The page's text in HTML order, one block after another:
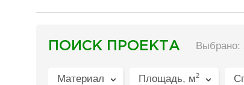
ПОИСК ПРОЕКТА Выбрано:
Материал Площадь, м2